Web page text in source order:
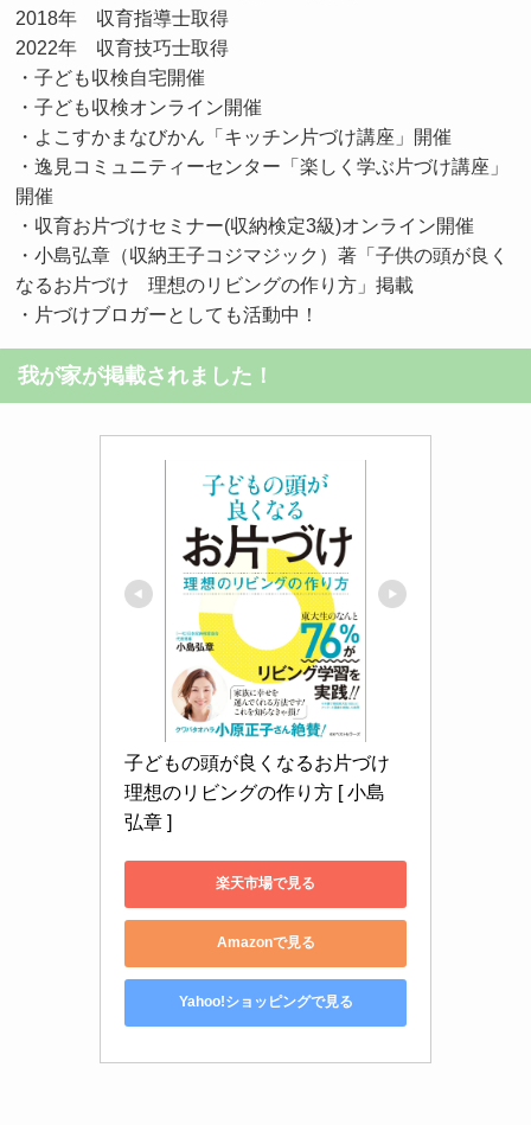
2018年 収育指導士取得
2022年 収育技巧士取得
・子ども収検自宅開催
・子ども収検オンライン開催
・よこすかまなびかん「キッチン片づけ講座」開催
・逸見コミュニティーセンター「楽しく学ぶ片づけ講座」
開催
・収育お片づけセミナー(収納検定3級)オンライン開催
・小島弘章（収納王子コジマジック）著「子供の頭が良く
なるお片づけ 理想のリビングの作り方」掲載
・片づけブロガーとしても活動中！
我が家が掲載されました！
子どもの頭が良くなるお片づけ
理想のリビングの作り方 [ 小島
弘章 ]
楽天市場で見る
Amazonで見る
Yahoo!ショッピングで見る